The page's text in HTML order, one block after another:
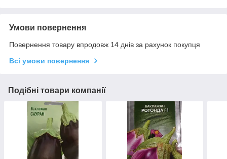
Умови повернення
Повернення товару впродовж 14 днів за рахунок покупця
Всі умови повернення
Подібні товари компанії